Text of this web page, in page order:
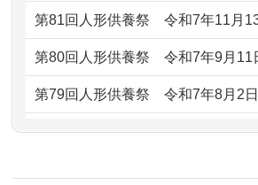
2026/06/29ガラスケースのまま引
子どもの頃、妹と一緒
ました。お...
ので、お願...
供養が終わったお人形
るのですか？
しょうか？
第81回人形供養祭令和7年11月
第80回人形供養祭令和7年9月11
第79回人形供養祭令和7年8月2
第78回人形供養祭令和7年6月20